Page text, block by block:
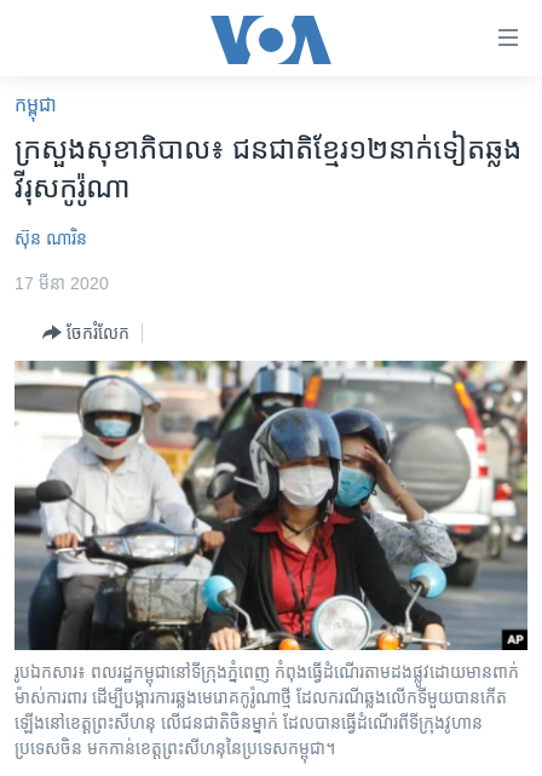
គេហទំព័រ​
ទាក់ទង
រំលង​
និង​
ចូល​
ទំព័រ​
ម្តង
និង​
ទៅ​
ទំព័រ​
រចនា
សម្ព័ន្ធ​
រំលង​
និង​
ទៅ​
កាន់​
ទំព័រ​
កម្ពុជា
អន្តរជាតិ
អាមេរិក
កម្ពុជាច្នៃប្រតិដ្ឋ
ព្រឹត្តិការណ៍ព័ត៌មាន
ទូរទស្សន៍ / វីដេអូ​
វិទ្យុ / ផតខាសថ៍
កម្មវិធីទាំងអស់
Khmer English
បណ្តាញ​សង្គម
កម្ពុជា
ក្រសួង​សុខាភិបាល​៖ ​ជនជាតិ​ខ្មែរ​១២នាក់​ទៀត​ឆ្លង​
វីរុស​កូរ៉ូណា
ស៊ុន ណារិន
17 មីនា 2020
ចែករំលែក
រូបឯកសារ៖ ពលរដ្ឋកម្ពុជានៅទីក្រុងភ្នំពេញ កំពុងធ្វើដំណើរតាមដងផ្លូវដោយមានពាក់
ម៉ាស់ការពារ ដើម្បីបង្ការការឆ្លងមេរោគកូរ៉ូណាថ្មី ដែលករណីឆ្លងលើកទីមួយបានកើត
ឡើងនៅខេត្តព្រះសីហនុ លើជនជាតិចិនម្នាក់ ដែលបានធ្វើដំណើរពីទីក្រុងវូហាន
ប្រទេសចិន មកកាន់ខេត្តព្រះសីហនុនៃប្រទេសកម្ពុជា។